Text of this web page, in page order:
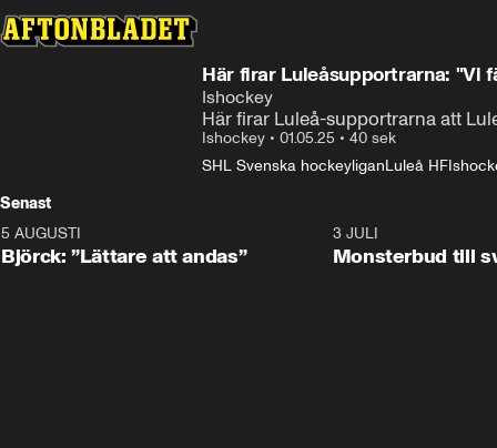
Här firar Luleåsupportrarna: "Vi
Ishockey
Här firar Luleå-supportrarna att
Ishockey • 01.05.25 • 40 sek
SHL Svenska hockeyliganLuleå HF
Senast
5 AUGUSTI
Björck: ”Lättare att andas”
3 JULI
Monsterbud till